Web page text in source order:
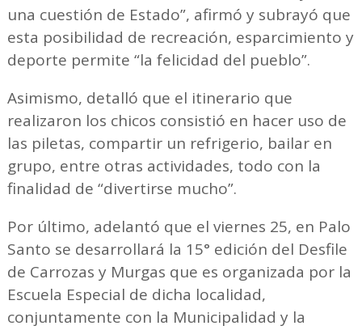
una cuestión de Estado”, afirmó y subrayó que
esta posibilidad de recreación, esparcimiento y
deporte permite “la felicidad del pueblo”.
Asimismo, detalló que el itinerario que
realizaron los chicos consistió en hacer uso de
las piletas, compartir un refrigerio, bailar en
grupo, entre otras actividades, todo con la
finalidad de “divertirse mucho”.
Por último, adelantó que el viernes 25, en Palo
Santo se desarrollará la 15° edición del Desfile
de Carrozas y Murgas que es organizada por la
Escuela Especial de dicha localidad,
conjuntamente con la Municipalidad y la